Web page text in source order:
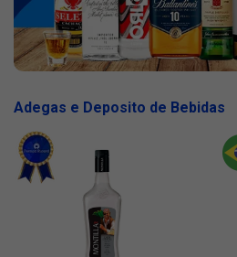
Adegas e Deposito de Bebidas